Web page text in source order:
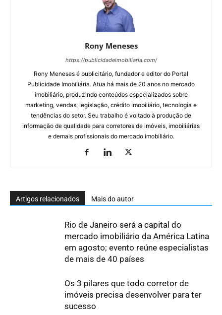
Rony Meneses
https://publicidadeimobiliaria.com/
Rony Meneses é publicitário, fundador e editor do Portal
Publicidade Imobiliária. Atua há mais de 20 anos no mercado
imobiliário, produzindo conteúdos especializados sobre
marketing, vendas, legislação, crédito imobiliário, tecnologia e
tendências do setor. Seu trabalho é voltado à produção de
informação de qualidade para corretores de imóveis, imobiliárias
e demais profissionais do mercado imobiliário.
Artigos relacionados Mais do autor
Rio de Janeiro será a capital do
mercado imobiliário da América Latina
em agosto; evento reúne especialistas
de mais de 40 países
Os 3 pilares que todo corretor de
imóveis precisa desenvolver para ter
sucesso